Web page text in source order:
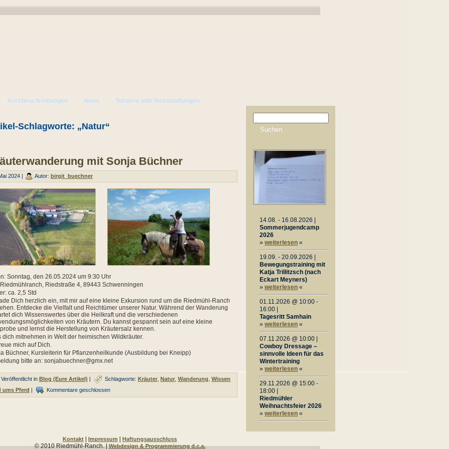
Kursbeschreibungen News
Turniere und Veranstaltungen
Schlagworte: „Natur“
mit Sonja Büchner
2024 | Autor: birgit_buechner
Sonntag, den 26.05.2024 um 9:30 Uhr
Riedstraße 4, 89443 Schwenningen
ca. 2,5 Std
Dich herzlich ein, mit mir auf eine kleine Exkursion rund um die Riedmühl-Ranch
Entdecke die Vielfalt und Reichtümer unserer Natur. Während der Wanderung
dich Wissenswertes über die Heilkraft und die verschiedenen
von Kräutern. Du kannst gespannt sein auf eine kleine
und lernst die Herstellung von Kräutersalz kennen.
dich mitnehmen in Welt der heimischen Wildkräuter.
mich auf Dich.
Büchner, Kursleiterin für Pflanzenheilkunde (Ausbildung bei Kneipp)
bitte an: sonjabuechner@gmx.net
Veröffentlicht in Blog (Eure Artikel) | Schlagworte: Kräuter Natur Wanderung Wissen
ums Pferd | Kommentare geschlossen
14.08. - 16.08.2026 |
Sommerjugendcamp
2026
» weiterlesen «
19.09. - 20.09.2026 |
Bewegungstraining mit
Katja Trillitzsch (nach
Eckart Meyners)
» weiterlesen «
01.11.2026 @ 10:00 -
16:00 |
Tagesritt Samhain
» weiterlesen «
07.11.2026 @ 10:00 |
Cowboy Dressage –
sinnvolle Ideen für das
Wintertraining
» weiterlesen «
29.11.2026 @ 15:00 -
18:00 |
Riedmühler
Weihnachtsfeier 2026
» weiterlesen «
Kontakt Impressum Haftungsausschluss
© 2010 Riedmühl-Ranch. |Webdesign & Programmierung d.c.a.